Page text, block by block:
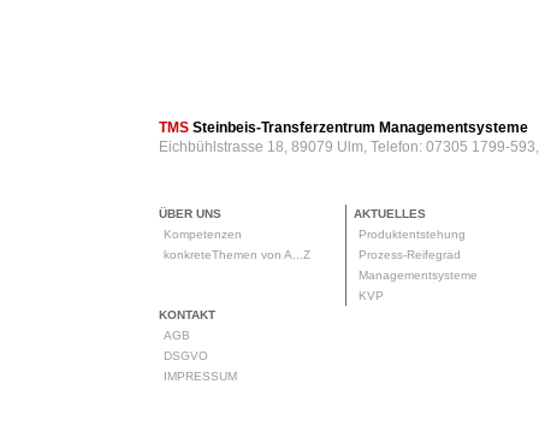
TMS Steinbeis-Transferzentrum Managementsysteme
Eichbühlstrasse 18, 89079 Ulm, Telefon: 07305 1799-
ÜBER UNS
Kompetenzen
konkreteThemen von A...Z
AKTUELLES
Produktentstehung
Prozess-Reifegrad
Managementsysteme
KVP
KONTAKT
AGB
DSGVO
IMPRESSUM